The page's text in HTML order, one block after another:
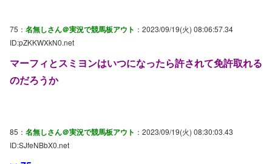
75： 名無しさん＠実況で競馬板アウト ：2023/09/19(火) 08:06:57.34
ID:pZKKWXkN0.net
マーフィとスミヨンはいつになったら許されて免許取れる
のだろうか
85： 名無しさん＠実況で競馬板アウト ：2023/09/19(火) 08:30:03.43
ID:SJfeNBbX0.net